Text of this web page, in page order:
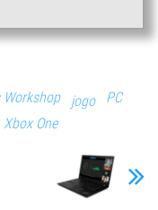
Workshop jogo
PC
Xbox One